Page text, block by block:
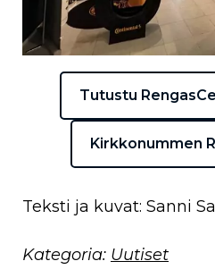
Tutustu
Kirkkonummen
Teksti ja kuvat: Sanni
Kategoria: Uutiset